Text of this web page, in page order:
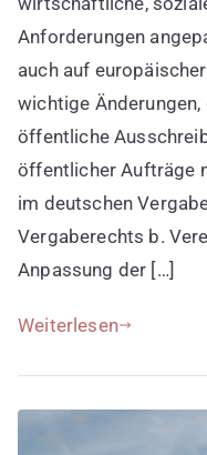
Anforderungen
auch auf
wichtige
öffentliche
öffentlicher Aufträge
im deutschen
Vergaberechts b.
Anpassung der […]
Weiterlesen